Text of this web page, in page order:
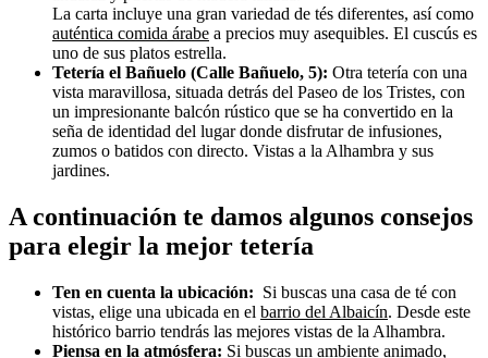
La carta incluye una gran variedad de tés diferentes, así como
auténtica comida árabe a precios muy asequibles. El cuscús es
uno de sus platos estrella.
Tetería el Bañuelo (Calle Bañuelo, 5): Otra tetería con una
vista maravillosa, situada detrás del Paseo de los Tristes, con
un impresionante balcón rústico que se ha convertido en la
seña de identidad del lugar donde disfrutar de infusiones,
zumos o batidos con directo. Vistas a la Alhambra y sus
jardines.
A continuación te damos algunos consejos
para elegir la mejor tetería
Ten en cuenta la ubicación: Si buscas una casa de té con
vistas, elige una ubicada en el barrio del Albaicín. Desde este
histórico barrio tendrás las mejores vistas de la Alhambra.
Piensa en la atmósfera: Si buscas un ambiente animado,